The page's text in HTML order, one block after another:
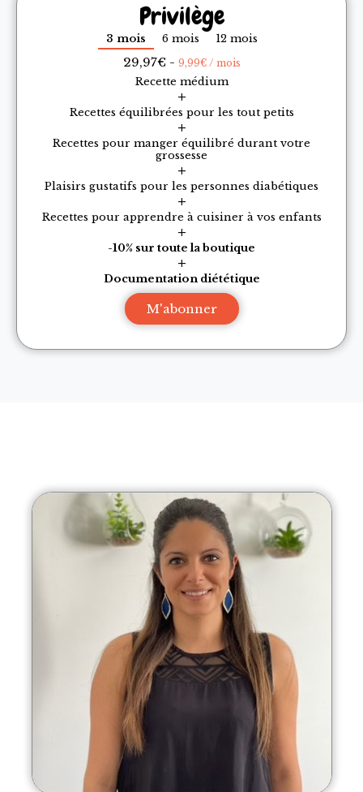
Privilège
3 mois 6 mois 12 mois
29,97€ - 9,99€ / mois
Recette médium
+
Recettes équilibrées pour les tout petits
+
Recettes pour manger équilibré durant votre
grossesse
+
Plaisirs gustatifs pour les personnes diabétiques
+
Recettes pour apprendre à cuisiner à vos enfants
+
-10% sur toute la boutique
+
Documentation diététique
M'abonner